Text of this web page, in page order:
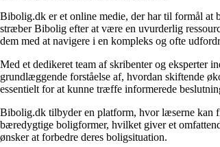
Bibolig.dk er et online medie, der har til formål at
stræber Bibolig efter at være en uvurderlig
dem med at navigere i en kompleks og ofte
Med et dedikeret team af skribenter og eksperter
grundlæggende forståelse af, hvordan skiftende
essentielt for at kunne træffe informerede
Bibolig.dk tilbyder en platform, hvor læserne kan
bæredygtige boligformer, hvilket giver et
ønsker at forbedre deres boligsituation.